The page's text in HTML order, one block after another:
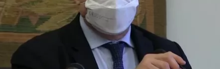
TECNOLOGIA
MOTORI
SALUTE